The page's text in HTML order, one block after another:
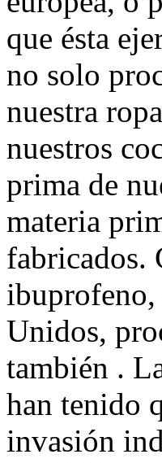
que ésta
no solo
nuestra
nuestros
prima de
materia
fabricados.
Unidos,
también .
han tenido
invasión